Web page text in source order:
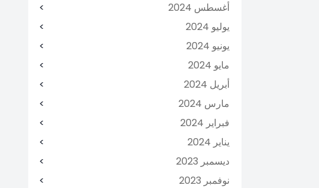
أغسطس 2024
يوليو 2024
يونيو 2024
مايو 2024
أبريل 2024
مارس 2024
فبراير 2024
يناير 2024
ديسمبر 2023
نوفمبر 2023